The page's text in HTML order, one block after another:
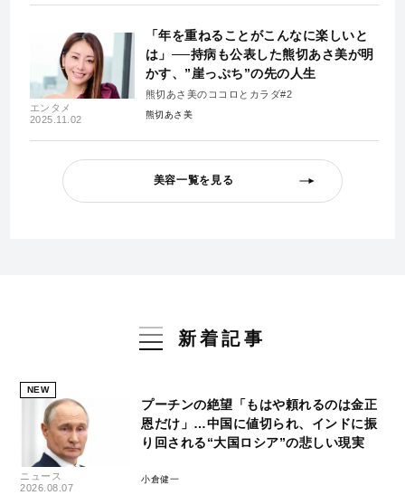
エンタメ
2025.11.02
「年を重ねることがこんなに楽しいと
は」──持病も公表した熊切あさ美が明
かす、”崖っぷち”の先の人生
熊切あさ美のココロとカラダ#2
熊切あさ美
美容一覧を見る
新着記事
NEW
ニュース
2026.08.07
プーチンの絶望「もはや頼れるのは金正
恩だけ」…中国に値切られ、インドに振
り回される“大国ロシア”の悲しい現実
小倉健一